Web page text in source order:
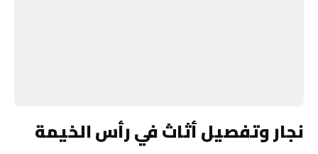
نجار وتفصيل أثاث في رأس الخيمة